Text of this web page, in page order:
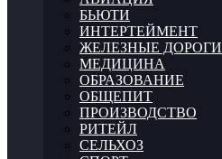
БЬЮТИ
ИНТЕРТЕЙМЕНТ
ЖЕЛЕЗНЫЕ ДОРОГИ
МЕДИЦИНА
ОБРАЗОВАНИЕ
ОБЩЕПИТ
ПРОИЗВОДСТВО
РИТЕЙЛ
СЕЛЬХОЗ